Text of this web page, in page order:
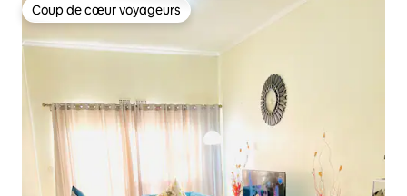
Coup de cœur voyageurs
Coup de cœur voyageurs